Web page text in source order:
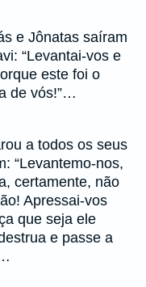
e Jônatas saíram
“Levantai-vos e
este foi o
de vós!”…
a todos os seus
“Levantemo-nos,
certamente, não
Apressai-vos
que seja ele
e passe a